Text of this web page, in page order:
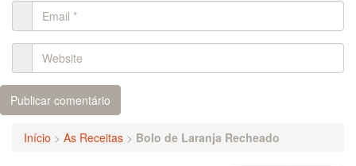
Início > As Receitas > Bolo de Laranja Recheado